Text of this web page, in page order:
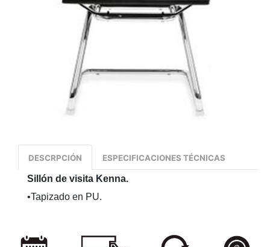
DESCRPCIÓN ESPECIFICACIONES TÉCNICAS
Sillón de visita Kenna.
•Tapizado en PU.